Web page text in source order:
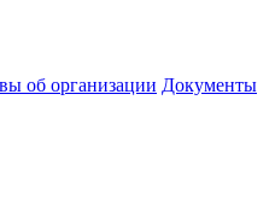
об организации Документы